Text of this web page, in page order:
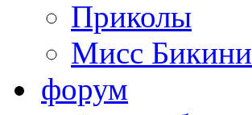
Приколы
Мисс Бикини
форум